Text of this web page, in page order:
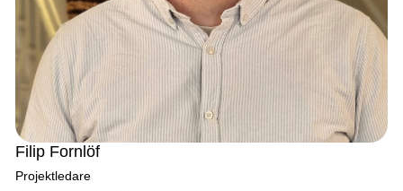
Filip Fornlöf
Projektledare